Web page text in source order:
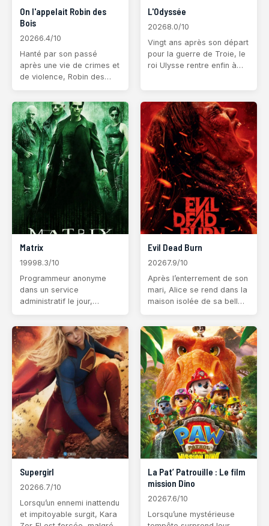
On l'appelait Robin des
Bois
20266.4/10
Hanté par son passé
après une vie de crimes et
de violence, Robin des
l’issue d’un combat qu’il
pensait être le dernier.
Recueilli par une femme
mystérieuse, il se voit off
L'Odyssée
20268.0/10
Vingt ans après son départ
pour la guerre de Troie, le
roi Ulysse rentre enfin à
et d'épreuves.
Matrix
19998.3/10
Programmeur anonyme
dans un service
administratif le jour,
Neo la nuit venue. Sous ce
pseudonyme, il est l'un des
pirates les plus
recherchés du cyber‐
espace. À cheval entre de
Evil Dead Burn
20267.9/10
Après l’enterrement de son
mari, Alice se rend dans la
maison isolée de sa belle-
dernier repas à sa
mémoire. Mais la réunion
familiale bascule dans
l’horreur lorsque ses proch
Supergirl
20266.7/10
Lorsqu’un ennemi inattendu
et impitoyable surgit, Kara
La Pat’ Patrouille : Le film
mission Dino
20267.6/10
Lorsqu’une mystérieuse